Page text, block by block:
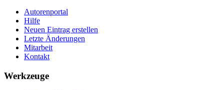
Autorenportal
Hilfe
Neuen Eintrag erstellen
Letzte Änderungen
Mitarbeit
Kontakt
Werkzeuge